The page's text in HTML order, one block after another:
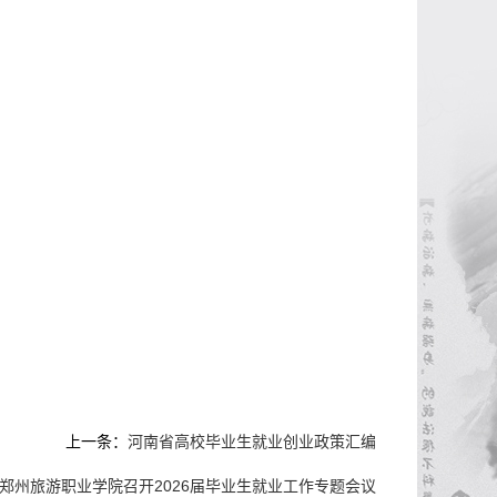
上一条： 河南省高校毕业生就业创业政策汇编
州旅游职业学院召开2026届毕业生就业工作专题会议